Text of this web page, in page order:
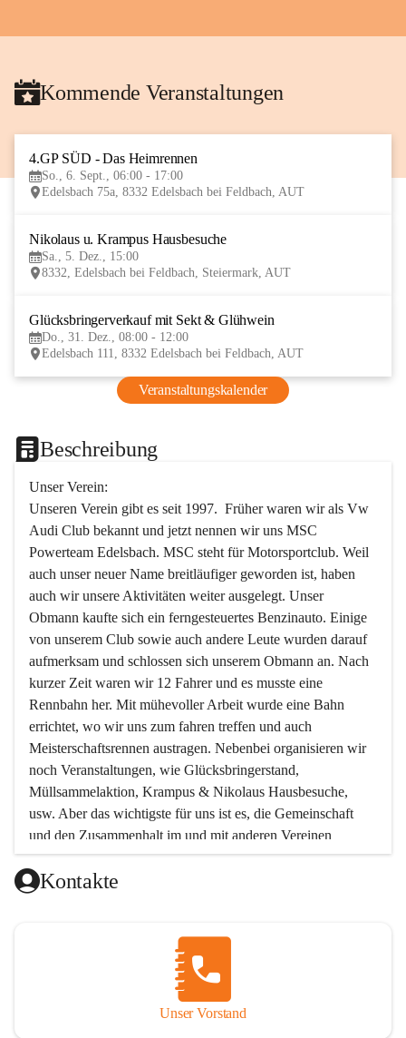
Kommende Veranstaltungen
4.GP SÜD - Das Heimrennen
So., 6. Sept., 06:00 - 17:00
Edelsbach 75a, 8332 Edelsbach bei Feldbach, AUT
Nikolaus u. Krampus Hausbesuche
Sa., 5. Dez., 15:00
8332, Edelsbach bei Feldbach, Steiermark, AUT
Glücksbringerverkauf mit Sekt & Glühwein
Do., 31. Dez., 08:00 - 12:00
Edelsbach 111, 8332 Edelsbach bei Feldbach, AUT
Veranstaltungskalender
Beschreibung
Unser Verein:
Unseren Verein gibt es seit 1997.  Früher waren wir als Vw
Audi Club bekannt und jetzt nennen wir uns MSC
Powerteam Edelsbach. MSC steht für Motorsportclub. Weil
auch unser neuer Name breitläufiger geworden ist, haben
auch wir unsere Aktivitäten weiter ausgelegt. Unser
Obmann kaufte sich ein ferngesteuertes Benzinauto. Einige
von unserem Club sowie auch andere Leute wurden darauf
aufmerksam und schlossen sich unserem Obmann an. Nach
kurzer Zeit waren wir 12 Fahrer und es musste eine
Rennbahn her. Mit mühevoller Arbeit wurde eine Bahn
errichtet, wo wir uns zum fahren treffen und auch
Meisterschaftsrennen austragen. Nebenbei organisieren wir
noch Veranstaltungen, wie Glücksbringerstand,
Müllsammelaktion, Krampus & Nikolaus Hausbesuche,
usw. Aber das wichtigste für uns ist es, die Gemeinschaft
und den Zusammenhalt im und mit anderen Vereinen
aufrecht zu erhalten!!! Möchtest Du uns kennen lernen, oder
unserem Verein beitreten wollen, so melde Dich bei uns !
Unterstützendes Mitglied Eur 12.-
Beinhaltet: Einladung zur Jahreshauptversammlung
Aktives Mitglied Jugend Eur 30.-
Kontakte
Unser Vorstand